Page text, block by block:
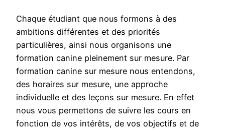
Chaque étudiant que nous formons à des
ambitions différentes et des priorités
particulières, ainsi nous organisons une
formation canine pleinement sur mesure. Par
formation canine sur mesure nous entendons,
des horaires sur mesure, une approche
individuelle et des leçons sur mesure. En effet
nous vous permettons de suivre les cours en
fonction de vos intérêts, de vos objectifs et de